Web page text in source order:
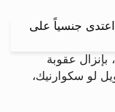
بإنزال عقوبة
جويل لو سكوارنيك،